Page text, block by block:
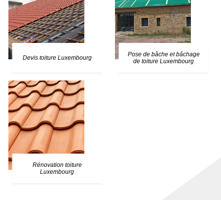
Devis toiture Luxembourg
Pose de bâche et bâchage
de toiture Luxembourg
Rénovation toiture
Luxembourg